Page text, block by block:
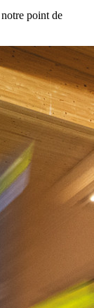
point de